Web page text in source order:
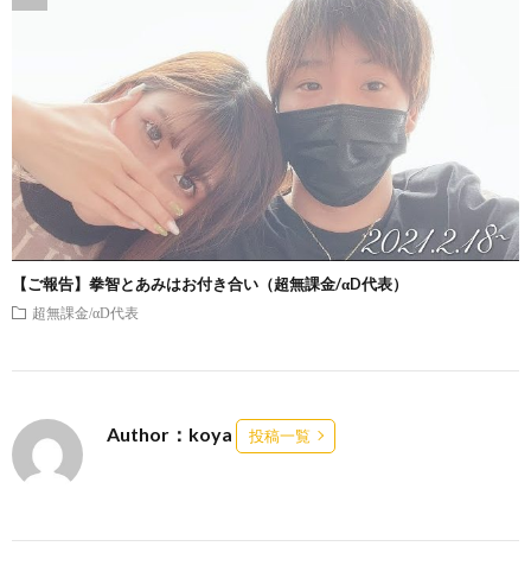
【ご報告】拳智とあみはお付き合い（超無課金/αD代表）
超無課金/αD代表
Author：koya 投稿一覧